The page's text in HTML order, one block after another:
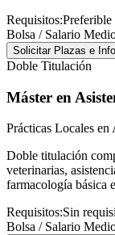
Requisitos:Preferible
Bolsa / Salario
Solicitar Plazas e Info
Doble Titulación
Máster en
Prácticas Locales
Doble titulación
veterinarias,
farmacología básica
Requisitos:Sin
Bolsa / Salario